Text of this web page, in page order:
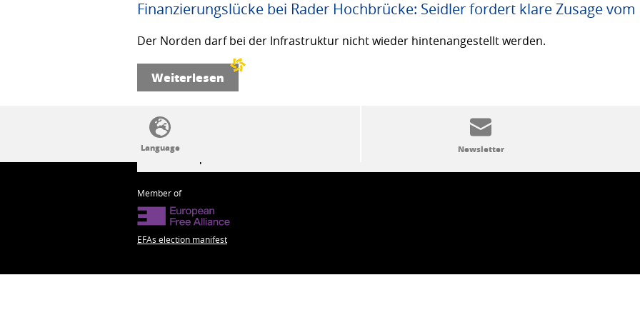
Finanzierungslücke bei Rader Hochbrücke: Seidler fordert klare Zusage
Der Norden darf bei der Infrastruktur nicht wieder hintenangestellt werden.
Weiterlesen
SSW politics from A to Z
Member of
EFAs election manifest